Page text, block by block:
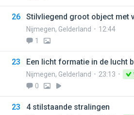
26 Stilvliegend groot object met
Nijmegen, Gelderland
12:44
1
23 Een licht formatie in de lucht
Nijmegen, Gelderland 23:13
0
23 4 stilstaande stralingen